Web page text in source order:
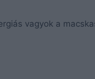
vagyok a